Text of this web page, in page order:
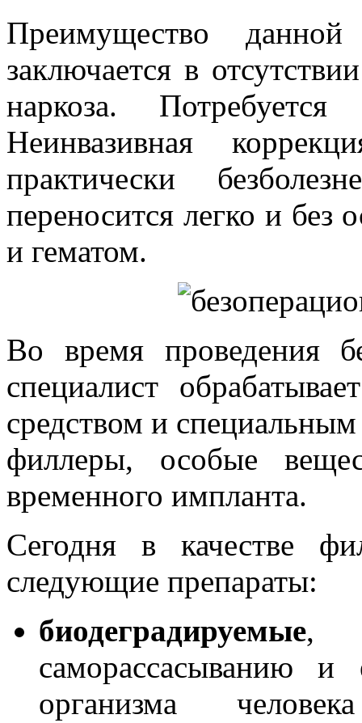
Преимущество
заключается в
наркоза.
Неинвазивная
практически
переносится легко и без
и гематом.
Во время проведения
специалист
средством и
филлеры, особые
временного импланта.
Сегодня в качестве
следующие препараты:
биодеградируемые,
саморассасыванию и
организма